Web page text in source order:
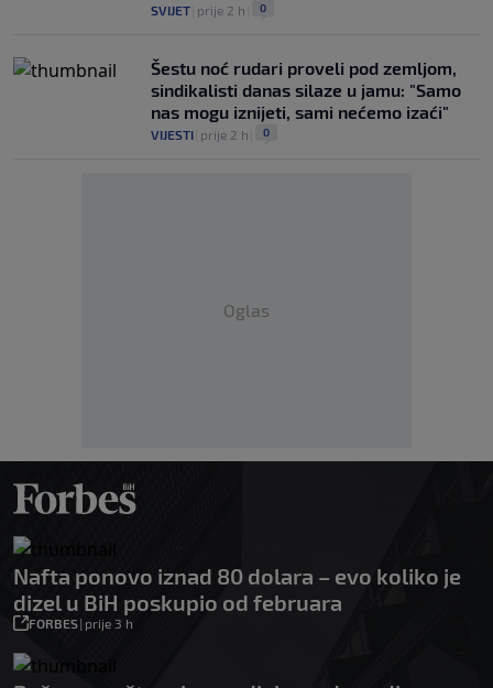
SVIJET prije 2 h 0
Šestu noć rudari proveli pod zemljom,
sindikalisti danas silaze u jamu: "Samo
nas mogu iznijeti, sami nećemo izaći"
VIJESTI prije 2 h 0
Oglas
Nafta ponovo iznad 80 dolara – evo koliko je
dizel u BiH poskupio od februara
FORBES| prije 3 h